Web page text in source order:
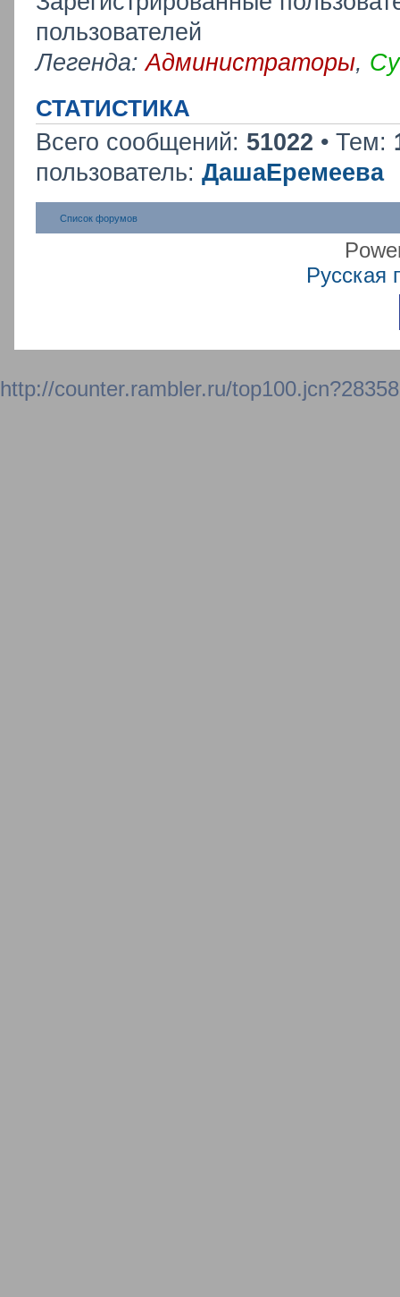
пользователей
Легенда:Администраторы,
СТАТИСТИКА
Всего сообщений: 51022 • Тем:
пользователь: ДашаЕремеева
Список форумов
Русская
http://counter.rambler.ru/